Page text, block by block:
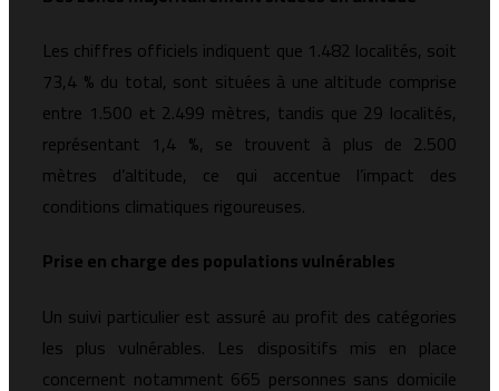
Les chiffres officiels indiquent que 1.482 localités, soit
73,4 % du total, sont situées à une altitude comprise
entre 1.500 et 2.499 mètres, tandis que 29 localités,
représentant 1,4 %, se trouvent à plus de 2.500
mètres d’altitude, ce qui accentue l’impact des
conditions climatiques rigoureuses.
Prise en charge des populations vulnérables
Un suivi particulier est assuré au profit des catégories
les plus vulnérables. Les dispositifs mis en place
concernent notamment 665 personnes sans domicile